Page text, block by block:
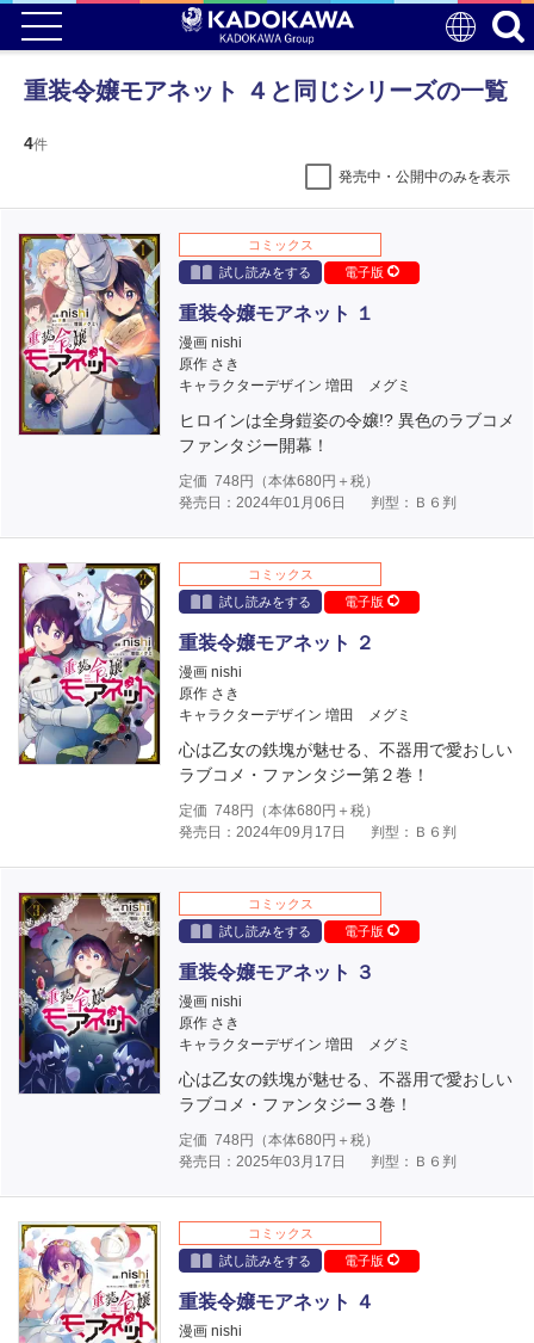
重装令嬢モアネット ４と同じシリーズの一覧
4件
発売中・公開中のみを表示
コミックス
試し読みをする
電子版
重装令嬢モアネット １
漫画 nishi
原作 さき
キャラクターデザイン 増田 メグミ
ヒロインは全身鎧姿の令嬢!? 異色のラブコメ
ファンタジー開幕！
定価 748 円（本体680円＋税）
発売日：2024年01月06日
判型：Ｂ６判
コミックス
試し読みをする
電子版
重装令嬢モアネット ２
漫画 nishi
原作 さき
キャラクターデザイン 増田 メグミ
心は乙女の鉄塊が魅せる、不器用で愛おしい
ラブコメ・ファンタジー第２巻！
定価 748 円（本体680円＋税）
発売日：2024年09月17日
判型：Ｂ６判
コミックス
試し読みをする
電子版
重装令嬢モアネット ３
漫画 nishi
原作 さき
キャラクターデザイン 増田 メグミ
心は乙女の鉄塊が魅せる、不器用で愛おしい
ラブコメ・ファンタジー３巻！
定価 748 円（本体680円＋税）
発売日：2025年03月17日
判型：Ｂ６判
コミックス
試し読みをする
電子版
重装令嬢モアネット ４
漫画 nishi